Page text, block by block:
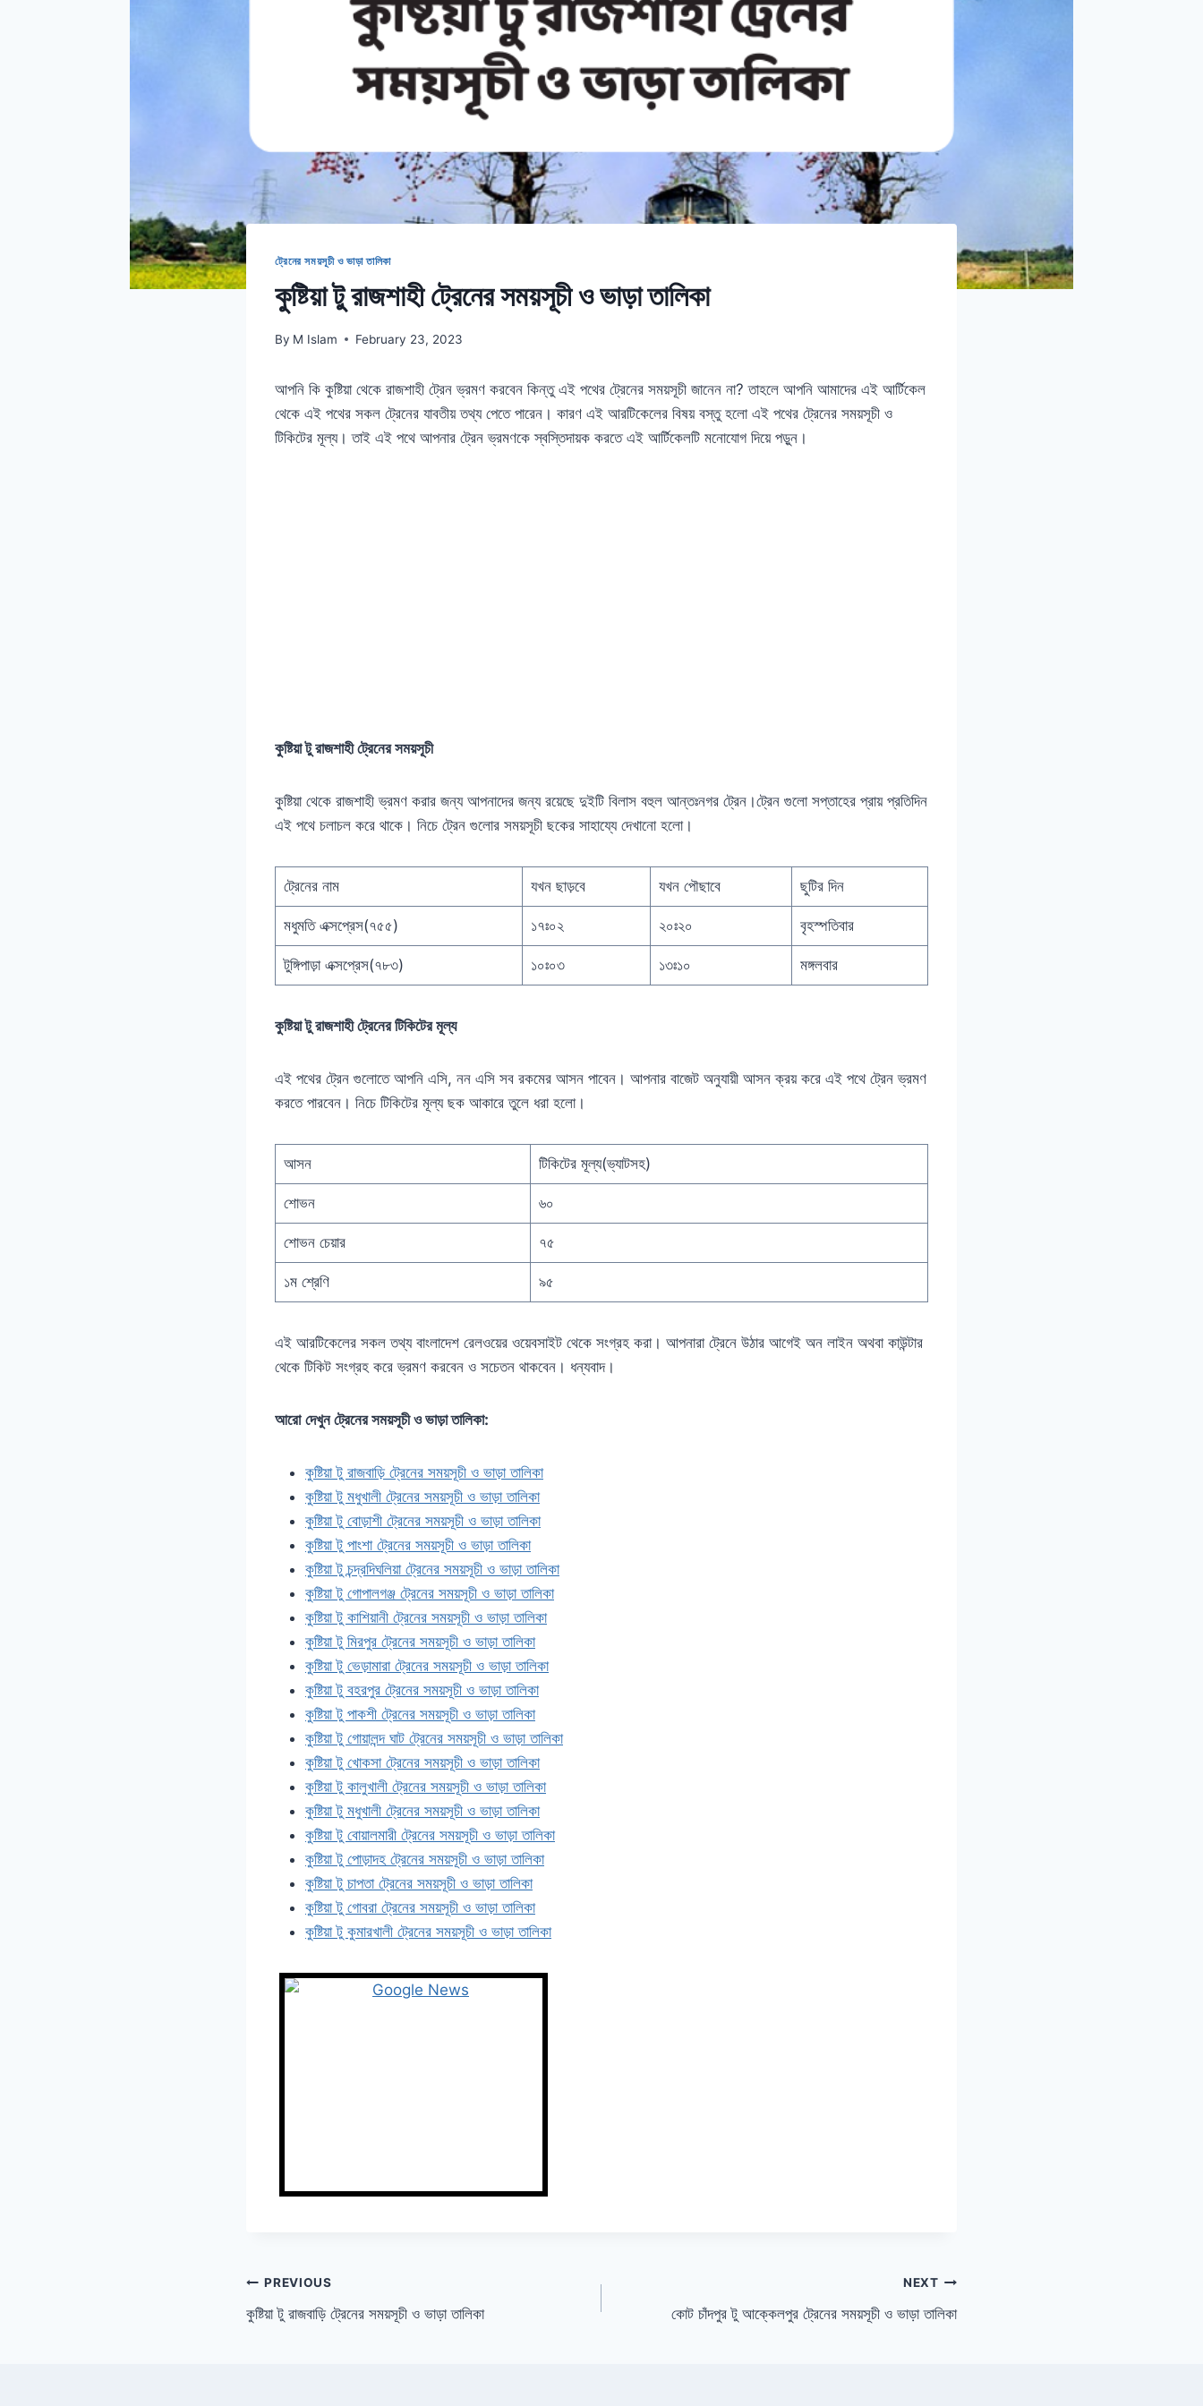
ট্রেনের সময়সূচী ও ভাড়া তালিকা
কুষ্টিয়া টু রাজশাহী ট্রেনের সময়সূচী ও ভাড়া তালিকা
By M Islam February 23, 2023
আপনি কি কুষ্টিয়া থেকে রাজশাহী ট্রেন ভ্রমণ করবেন কিন্তু এই পথের ট্রেনের সময়সূচী জানেন না? তাহলে আপনি আমাদের এই আর্টিকেল
থেকে এই পথের সকল ট্রেনের যাবতীয় তথ্য পেতে পারেন। কারণ এই আরটিকেলের বিষয় বস্তু হলো এই পথের ট্রেনের সময়সূচী ও
টিকিটের মূল্য। তাই এই পথে আপনার ট্রেন ভ্রমণকে স্বস্তিদায়ক করতে এই আর্টিকেলটি মনোযোগ দিয়ে পড়ুন।
কুষ্টিয়া টু রাজশাহী ট্রেনের সময়সূচী
কুষ্টিয়া থেকে রাজশাহী ভ্রমণ করার জন্য আপনাদের জন্য রয়েছে দুইটি বিলাস বহুল আন্তঃনগর ট্রেন।ট্রেন গুলো সপ্তাহের প্রায় প্রতিদিন
এই পথে চলাচল করে থাকে। নিচে ট্রেন গুলোর সময়সূচী ছকের সাহায্যে দেখানো হলো।
ট্রেনের নাম যখন ছাড়বে যখন পৌছাবে ছুটির দিন
মধুমতি এক্সপ্রেস(৭৫৫) ১৭ঃ০২ ২০ঃ২০ বৃহস্পতিবার
টুঙ্গিপাড়া এক্সপ্রেস(৭৮৩) ১০ঃ০৩ ১৩ঃ১০ মঙ্গলবার
কুষ্টিয়া টু রাজশাহী ট্রেনের টিকিটের মূল্য
এই পথের ট্রেন গুলোতে আপনি এসি, নন এসি সব রকমের আসন পাবেন। আপনার বাজেট অনুযায়ী আসন ক্রয় করে এই পথে ট্রেন ভ্রমণ
করতে পারবেন। নিচে টিকিটের মূল্য ছক আকারে তুলে ধরা হলো।
আসন টিকিটের মূল্য(ভ্যাটসহ)
শোভন ৬০
শোভন চেয়ার ৭৫
১ম শ্রেণি ৯৫
এই আরটিকেলের সকল তথ্য বাংলাদেশ রেলওয়ের ওয়েবসাইট থেকে সংগ্রহ করা। আপনারা ট্রেনে উঠার আগেই অন লাইন অথবা কাউন্টার
থেকে টিকিট সংগ্রহ করে ভ্রমণ করবেন ও সচেতন থাকবেন। ধন্যবাদ।
আরো দেখুন ট্রেনের সময়সূচী ও ভাড়া তালিকা:
কুষ্টিয়া টু রাজবাড়ি ট্রেনের সময়সূচী ও ভাড়া তালিকা
কুষ্টিয়া টু মধুখালী ট্রেনের সময়সূচী ও ভাড়া তালিকা
কুষ্টিয়া টু বোড়াশী ট্রেনের সময়সূচী ও ভাড়া তালিকা
কুষ্টিয়া টু পাংশা ট্রেনের সময়সূচী ও ভাড়া তালিকা
কুষ্টিয়া টু চন্দ্রদিঘলিয়া ট্রেনের সময়সূচী ও ভাড়া তালিকা
কুষ্টিয়া টু গোপালগঞ্জ ট্রেনের সময়সূচী ও ভাড়া তালিকা
কুষ্টিয়া টু কাশিয়ানী ট্রেনের সময়সূচী ও ভাড়া তালিকা
কুষ্টিয়া টু মিরপুর ট্রেনের সময়সূচী ও ভাড়া তালিকা
কুষ্টিয়া টু ভেড়ামারা ট্রেনের সময়সূচী ও ভাড়া তালিকা
কুষ্টিয়া টু বহরপুর ট্রেনের সময়সূচী ও ভাড়া তালিকা
কুষ্টিয়া টু পাকশী ট্রেনের সময়সূচী ও ভাড়া তালিকা
কুষ্টিয়া টু গোয়ালন্দ ঘাট ট্রেনের সময়সূচী ও ভাড়া তালিকা
কুষ্টিয়া টু খোকসা ট্রেনের সময়সূচী ও ভাড়া তালিকা
কুষ্টিয়া টু কালুখালী ট্রেনের সময়সূচী ও ভাড়া তালিকা
কুষ্টিয়া টু মধুখালী ট্রেনের সময়সূচী ও ভাড়া তালিকা
কুষ্টিয়া টু বোয়ালমারী ট্রেনের সময়সূচী ও ভাড়া তালিকা
কুষ্টিয়া টু পোড়াদহ ট্রেনের সময়সূচী ও ভাড়া তালিকা
কুষ্টিয়া টু চাপতা ট্রেনের সময়সূচী ও ভাড়া তালিকা
কুষ্টিয়া টু গোবরা ট্রেনের সময়সূচী ও ভাড়া তালিকা
কুষ্টিয়া টু কুমারখালী ট্রেনের সময়সূচী ও ভাড়া তালিকা
Post
navigation
PREVIOUS
কুষ্টিয়া টু রাজবাড়ি ট্রেনের সময়সূচী ও ভাড়া তালিকা
NEXT
কোট চাঁদপুর টু আক্কেলপুর ট্রেনের সময়সূচী ও ভাড়া তালিকা